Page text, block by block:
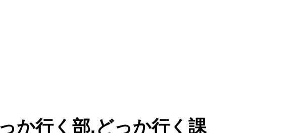
か行く部.どっか行く課